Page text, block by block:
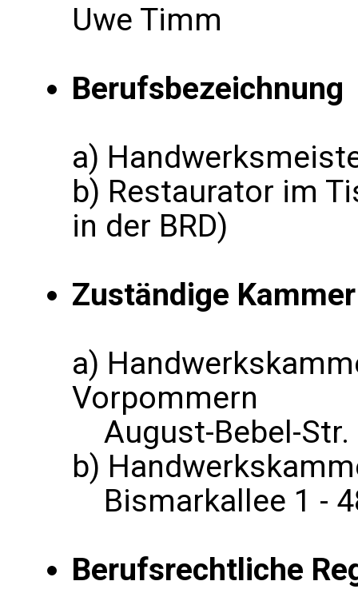
Uwe Timm
Berufsbezeichnung
a)
b) Restaurator im
in der BRD)
Zuständige Kammer
a)
Vorpommern
August-Bebel-Str.
b)
Bismarkallee 1 -
Berufsrechtliche